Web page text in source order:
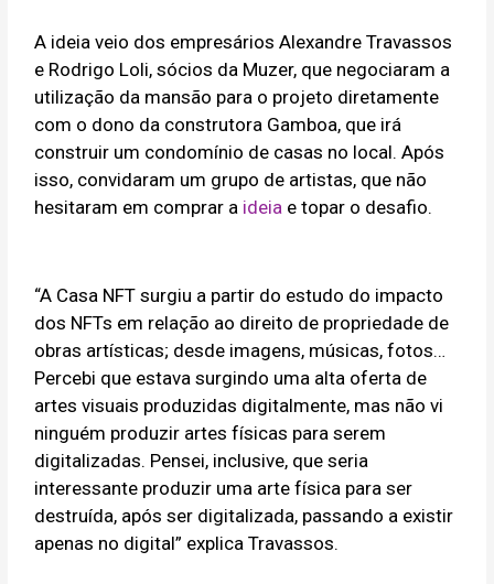
A ideia veio dos empresários Alexandre Travassos
e Rodrigo Loli, sócios da Muzer, que negociaram a
utilização da mansão para o projeto diretamente
com o dono da construtora Gamboa, que irá
construir um condomínio de casas no local. Após
isso, convidaram um grupo de artistas, que não
hesitaram em comprar a ideia e topar o desafio.
“A Casa NFT surgiu a partir do estudo do impacto
dos NFTs em relação ao direito de propriedade de
obras artísticas; desde imagens, músicas, fotos…
Percebi que estava surgindo uma alta oferta de
artes visuais produzidas digitalmente, mas não vi
ninguém produzir artes físicas para serem
digitalizadas. Pensei, inclusive, que seria
interessante produzir uma arte física para ser
destruída, após ser digitalizada, passando a existir
apenas no digital” explica Travassos.